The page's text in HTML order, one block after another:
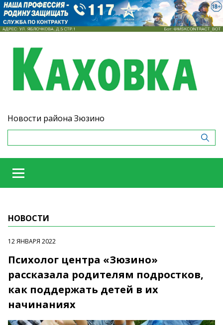
Новости района Зюзино
НОВОСТИ
12 ЯНВАРЯ 2022
Психолог центра «Зюзино»
рассказала родителям подростков,
как поддержать детей в их
начинаниях